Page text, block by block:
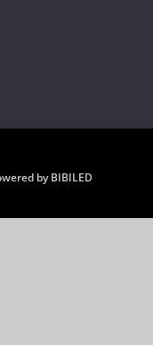
by BIBILED